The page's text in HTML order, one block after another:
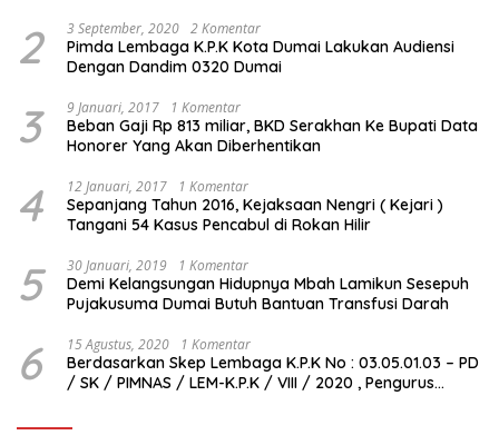
2 3 September, 2020 2 Komentar
Pimda Lembaga K.P.K Kota Dumai Lakukan Audiensi
Dengan Dandim 0320 Dumai
3 9 Januari, 2017 1 Komentar
Beban Gaji Rp 813 miliar, BKD Serakhan Ke Bupati Data
Honorer Yang Akan Diberhentikan
4 12 Januari, 2017 1 Komentar
Sepanjang Tahun 2016, Kejaksaan Nengri ( Kejari )
Tangani 54 Kasus Pencabul di Rokan Hilir
5 30 Januari, 2019 1 Komentar
Demi Kelangsungan Hidupnya Mbah Lamikun Sesepuh
Pujakusuma Dumai Butuh Bantuan Transfusi Darah
6 15 Agustus, 2020 1 Komentar
Berdasarkan Skep Lembaga K.P.K No : 03.05.01.03 – PD
/ SK / PIMNAS / LEM-K.P.K / VIII / 2020 , Pengurus